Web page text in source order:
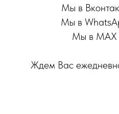
Мы в
Мы в
Мы в MAX
Ждем Вас